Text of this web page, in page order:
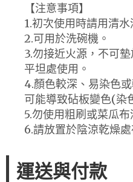
【注意事項】
1.初次使用時請用清水
2.可用於洗碗機。
3.勿接近火源，不可
平坦處使用。
4.顏色較深、易染色
可能導致砧板變色(染
5.勿使用粗刷或菜瓜
6.請放置於陰涼乾燥
運送與付款